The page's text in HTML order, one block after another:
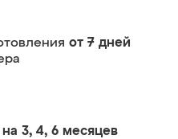
от 7 дней
на 3, 4, 6 месяцев